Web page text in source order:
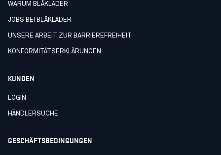
WARUM BLÅKLÄDER
JOBS BEI BLÅKLÄDER
UNSERE ARBEIT ZUR BARRIEREFREIHEIT
KONFORMITÄTSERKLÄRUNGEN
KUNDEN
LOGIN
HÄNDLERSUCHE
GESCHÄFTSBEDINGUNGEN